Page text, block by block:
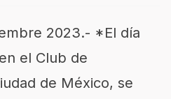
2023.- *El día
el Club de
de México, se